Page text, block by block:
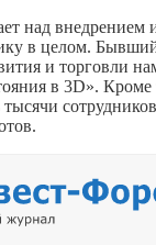
над внедрением
в целом.
и торговли
в 3D». Кроме